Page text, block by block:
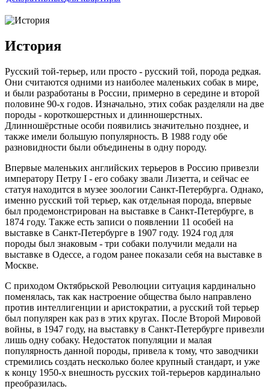
История
Русский той-терьер, или просто - русский той, порода редкая.
Они считаются одними из наиболее маленьких собак в мире,
и были разработаны в России, примерно в середине и второй
половине 90-х годов. Изначально, этих собак разделяли на две
породы - короткошерстных и длинношерстных.
Длинношёрстные особи появились значительно позднее, и
также имели большую популярность. В 1988 году обе
разновидности были объединены в одну породу.
Впервые маленьких английских терьеров в Россию привезли
императору Петру I - его собаку звали Лизетта, и сейчас ее
статуя находится в музее зоологии Санкт-Петербурга. Однако,
именно русский той терьер, как отдельная порода, впервые
был продемонстрирован на выставке в Санкт-Петербурге, в
1874 году. Также есть записи о появлении 11 особей на
выставке в Санкт-Петербурге в 1907 году. 1924 год для
породы был знаковым - три собаки получили медали на
выставке в Одессе, а годом ранее показали себя на выставке в
Москве.
С приходом Октябрьской Революции ситуация кардинально
поменялась, так как настроение общества было направлено
против интеллигенции и аристократии, а русский той терьер
был популярен как раз в этих кругах. После Второй Мировой
войны, в 1947 году, на выставку в Санкт-Петербурге привезли
лишь одну собаку. Недостаток популяции и малая
популярность данной породы, привела к тому, что заводчики
стремились создать несколько более крупный стандарт, и уже
к концу 1950-х внешность русских той-терьеров кардинально
преобразилась.